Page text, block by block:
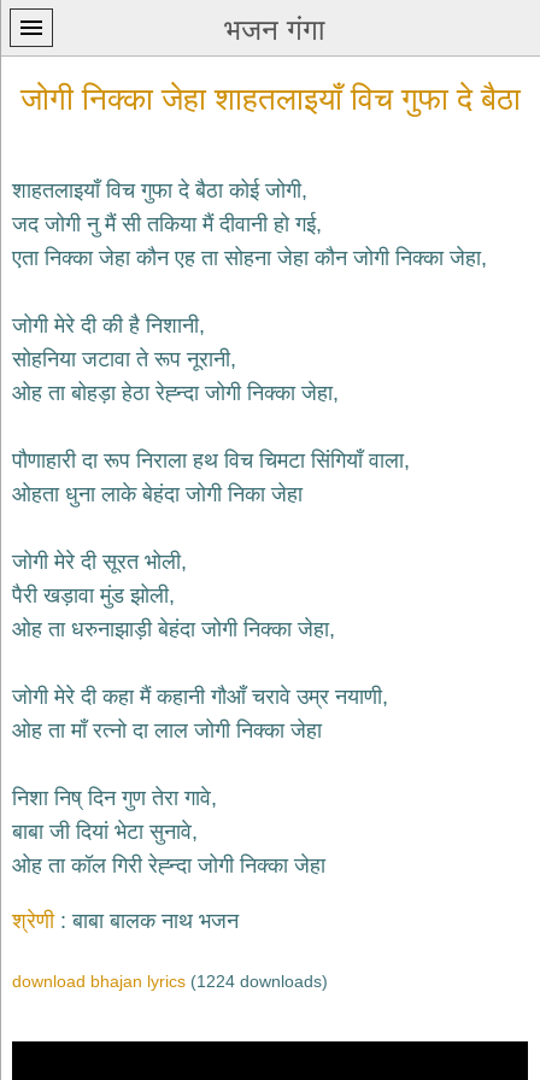
भजन गंगा
प्रथम
पन्ना
कृष्ण
भजन
krishna
bhajans
भजन
bhajans
भजन
hanuman
bhajans
साईं
sai
bhajans
जैन
jain
bhajans
भजन
bhajans
भजन
जोगी निक्का जेहा शाहतलाइयाँ विच गुफा दे बैठा
शाहतलाइयाँ विच गुफा दे बैठा कोई जोगी,
जद जोगी नु मैं सी तकिया मैं दीवानी हो गई,
एता निक्का जेहा कौन एह ता सोहना जेहा कौन जोगी निक्का जेहा,
जोगी मेरे दी की है निशानी,
सोहनिया जटावा ते रूप नूरानी,
ओह ता बोहड़ा हेठा रेह्न्दा जोगी निक्का जेहा,
पौणाहारी दा रूप निराला हथ विच चिमटा सिंगियाँ वाला,
ओहता धुना लाके बेहंदा जोगी निका जेहा
जोगी मेरे दी सूरत भोली,
पैरी खड़ावा मुंड झोली,
ओह ता धरुनाझाड़ी बेहंदा जोगी निक्का जेहा,
जोगी मेरे दी कहा मैं कहानी गौआँ चरावे उम्र नयाणी,
ओह ता माँ रत्नो दा लाल जोगी निक्का जेहा
निशा निष् दिन गुण तेरा गावे,
बाबा जी दियां भेटा सुनावे,
ओह ता कॉल गिरी रेह्न्दा जोगी निक्का जेहा
श्रेणी बाबा बालक नाथ भजन
download bhajan lyrics (1224 downloads)